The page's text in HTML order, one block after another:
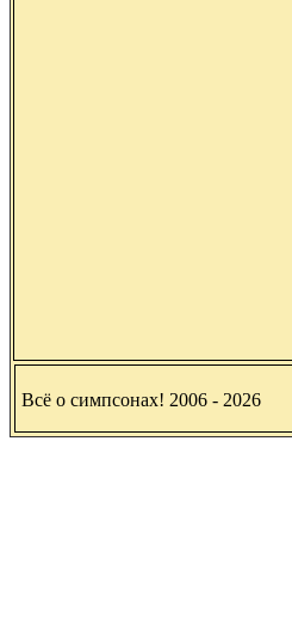
Всё о симпсонах! 2006 - 2026